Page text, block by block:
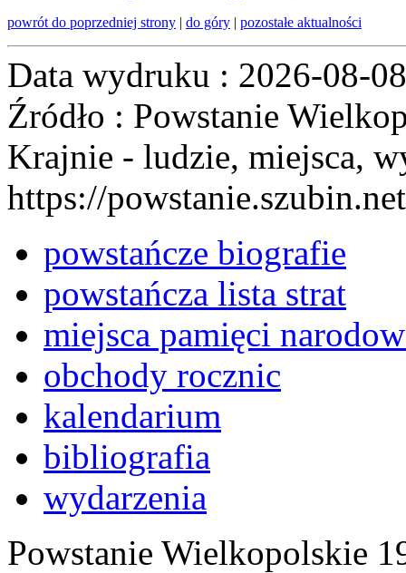
powrót do poprzedniej strony | do góry | pozostałe aktualności
Data wydruku : 2026-08-08
Źródło : Powstanie
Krajnie - ludzie, miejsca,
https://powstanie.szubin.net
powstańcze biografie
powstańcza lista strat
miejsca pamięci
obchody rocznic
kalendarium
bibliografia
wydarzenia
Powstanie Wielkopolskie